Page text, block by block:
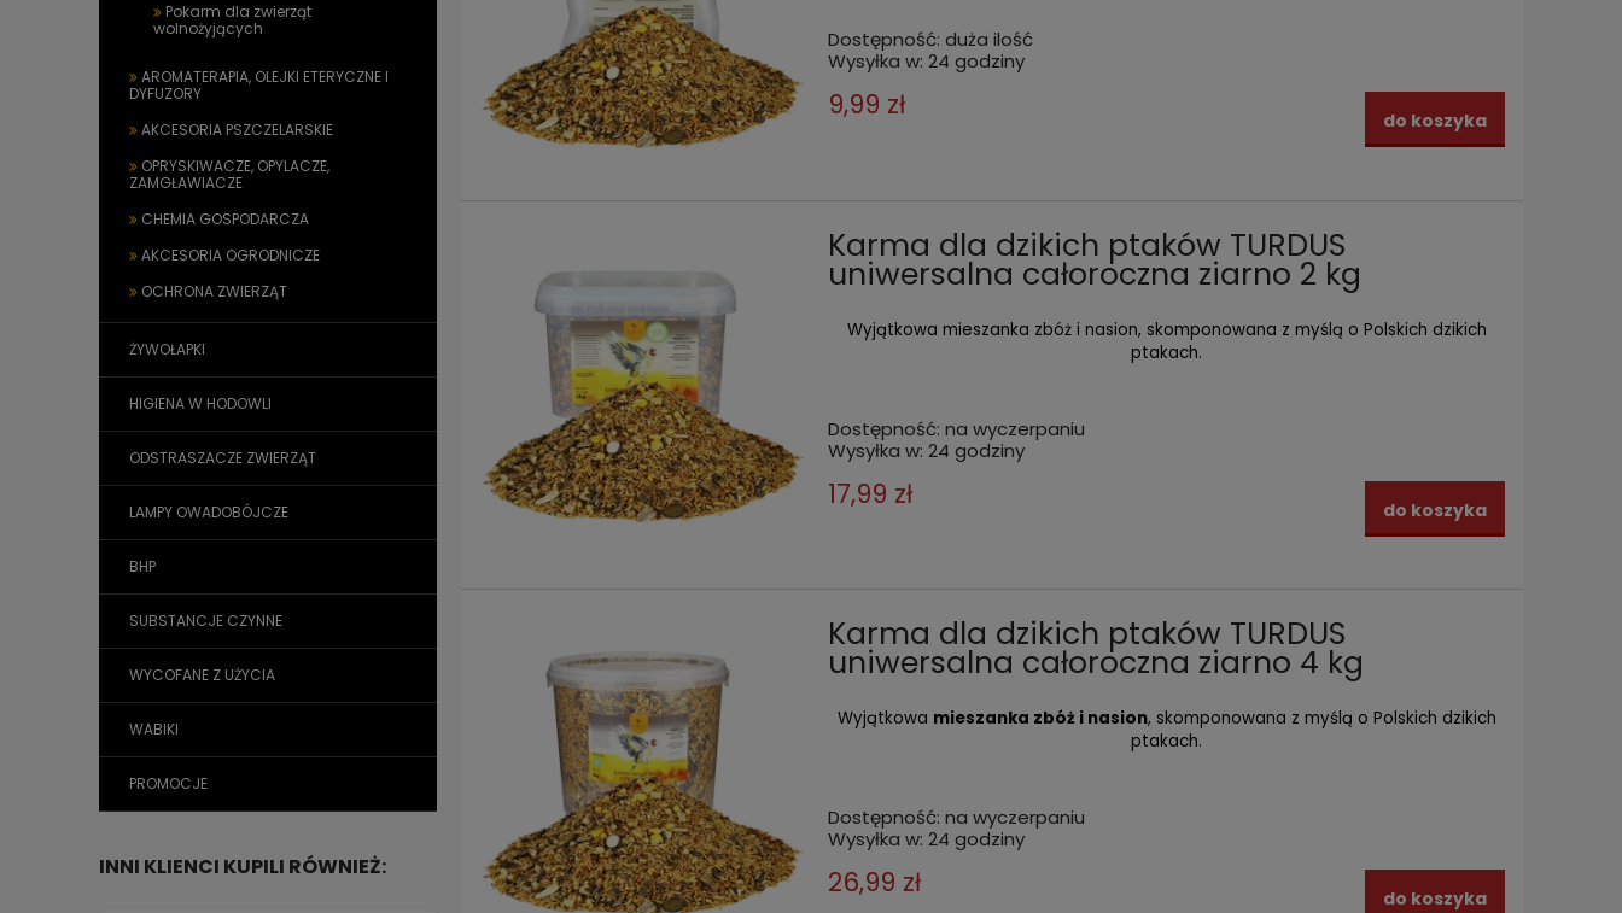
Pokarm dla zwierząt
wolnożyjących
AROMATERAPIA, OLEJKI ETERYCZNE I
DYFUZORY
AKCESORIA PSZCZELARSKIE
OPRYSKIWACZE, OPYLACZE,
ZAMGŁAWIACZE
CHEMIA GOSPODARCZA
AKCESORIA OGRODNICZE
OCHRONA ZWIERZĄT
ŻYWOŁAPKI
HIGIENA W HODOWLI
ODSTRASZACZE ZWIERZĄT
LAMPY OWADOBÓJCZE
BHP
SUBSTANCJE CZYNNE
WYCOFANE Z UŻYCIA
WABIKI
PROMOCJE
INNI KLIENCI KUPILI RÓWNIEŻ:
Dostępność: duża ilość
Wysyłka w: 24 godziny
9,99 zł do koszyka
Karma dla dzikich ptaków TURDUS
uniwersalna całoroczna ziarno 2 kg
Wyjątkowa mieszanka zbóż i nasion, skomponowana z myślą o Polskich dzikich
ptakach.
Dostępność: na wyczerpaniu
Wysyłka w: 24 godziny
17,99 zł do koszyka
Karma dla dzikich ptaków TURDUS
uniwersalna całoroczna ziarno 4 kg
Wyjątkowa mieszanka zbóż i nasion, skomponowana z myślą o Polskich dzikich
ptakach.
Dostępność: na wyczerpaniu
Wysyłka w: 24 godziny
26,99 zł do koszyka